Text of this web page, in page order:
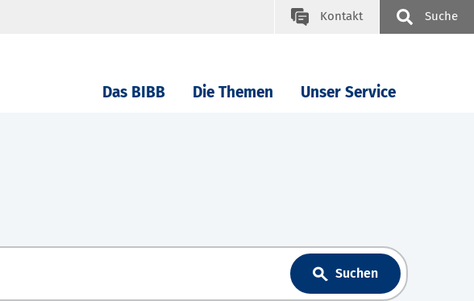
Kontakt Suche
Das BIBB Die Themen Unser Service
Suchen